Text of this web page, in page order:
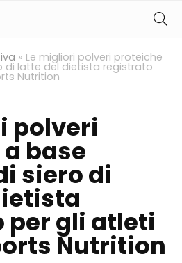
» Le migliori polveri proteiche
di latte del dietista registrato
Nutrition
polveri
base
siero di
gli atleti
Nutrition